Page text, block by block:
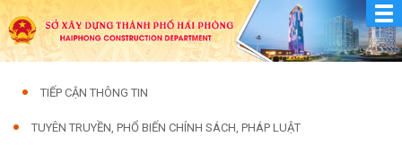
TIẾP CẬN THÔNG TIN
TUYÊN TRUYỀN, PHỔ BIẾN CHÍNH SÁCH, PHÁP LUẬT